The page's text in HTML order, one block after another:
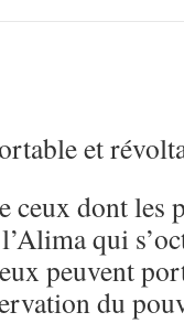
et
ceux dont les
qui
peuvent
du